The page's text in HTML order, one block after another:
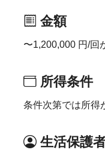
金額
〜1,200,000 円/回
所得条件
条件次第では所得
生活保護